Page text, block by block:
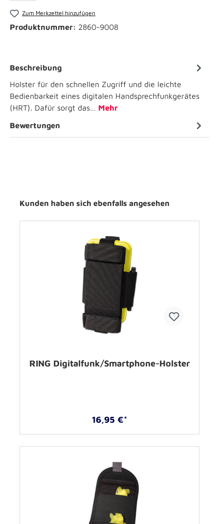
Zum Merkzettel hinzufügen
Produktnummer: 2860-9008
Beschreibung
Holster für den schnellen Zugriff und die leichte
Bedienbarkeit eines digitalen Handsprechfunkgerätes
(HRT). Dafür sorgt das… Mehr
Bewertungen
Kunden haben sich ebenfalls angesehen
RING Digitalfunk/Smartphone-Holster
16,95 €*